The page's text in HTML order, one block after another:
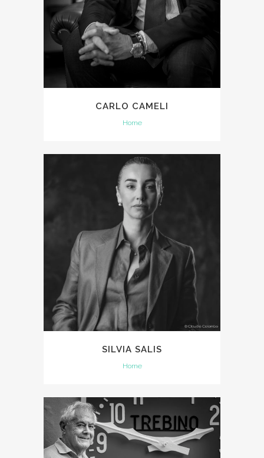
CARLO CAMELI
Home
SILVIA SALIS
Home